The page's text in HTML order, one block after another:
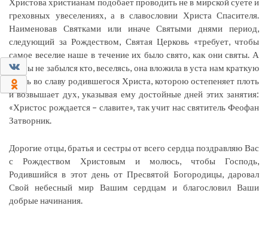
0
0
греховных увеселениях, а в славословии Христа Спасителя.
Наименовав Святками или иначе Святыми днями период,
следующий за Рождеством, Святая Церковь «требует, чтобы
самое веселие наше в течение их было свято, как они святы. А
чтобы не забылся кто, веселясь, она вложила в уста нам краткую
песнь во славу родившегося Христа, которою остепеняет плоть
и возвышает дух, указывая ему достойные дней этих занятия:
«Христос рождается – славите», так учит нас святитель Феофан
Затворник.
Дорогие отцы, братья и сестры от всего сердца поздравляю Вас
с Рождеством Христовым и молюсь, чтобы Господь,
Родившийся в этот день от Пресвятой Богородицы, даровал
Свой небесный мир Вашим сердцам и благословил Ваши
добрые начинания.